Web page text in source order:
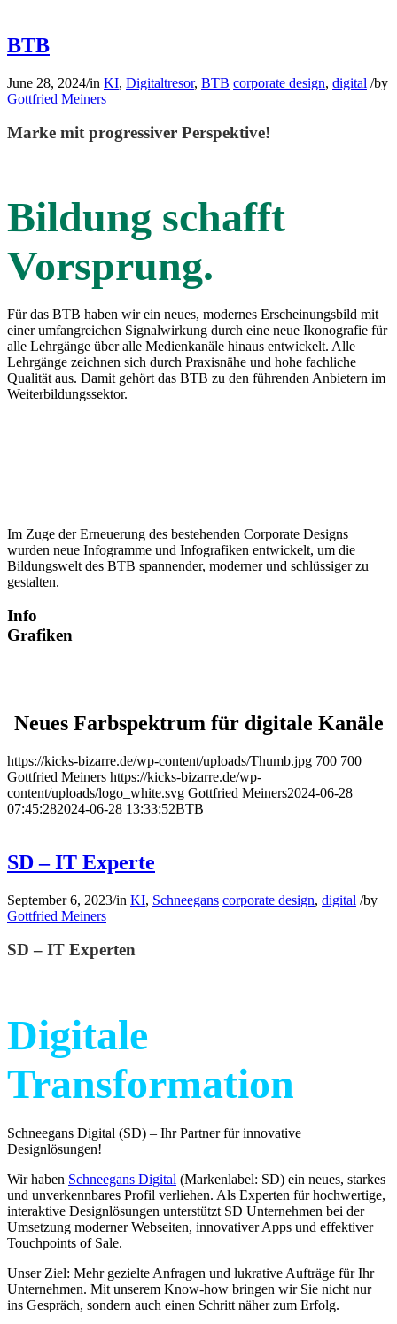
BTB
June 28, 2024/in KI, Digitaltresor, BTB corporate design, digital /by
Gottfried Meiners
Marke mit progressiver Perspektive!
Bildung schafft
Vorsprung.
Für das BTB haben wir ein neues, modernes Erscheinungsbild mit
einer umfangreichen Signalwirkung durch eine neue Ikonografie für
alle Lehrgänge über alle Medienkanäle hinaus entwickelt. Alle
Lehrgänge zeichnen sich durch Praxisnähe und hohe fachliche
Qualität aus. Damit gehört das BTB zu den führenden Anbietern im
Weiterbildungssektor.
Im Zuge der Erneuerung des bestehenden Corporate Designs
wurden neue Infogramme und Infografiken entwickelt, um die
Bildungswelt des BTB spannender, moderner und schlüssiger zu
gestalten.
Info
Grafiken
Neues Farbspektrum für digitale Kanäle
https://kicks-bizarre.de/wp-content/uploads/Thumb.jpg 700 700
Gottfried Meiners https://kicks-bizarre.de/wp-
content/uploads/logo_white.svg Gottfried Meiners2024-06-28
07:45:282024-06-28 13:33:52BTB
SD – IT Experte
September 6, 2023/in KI, Schneegans corporate design, digital /by
Gottfried Meiners
SD – IT Experten
Digitale
Transformation
Schneegans Digital (SD) – Ihr Partner für innovative
Designlösungen!
Wir haben Schneegans Digital (Markenlabel: SD) ein neues, starkes
und unverkennbares Profil verliehen. Als Experten für hochwertige,
interaktive Designlösungen unterstützt SD Unternehmen bei der
Umsetzung moderner Webseiten, innovativer Apps und effektiver
Touchpoints of Sale.
Unser Ziel: Mehr gezielte Anfragen und lukrative Aufträge für Ihr
Unternehmen. Mit unserem Know-how bringen wir Sie nicht nur
ins Gespräch, sondern auch einen Schritt näher zum Erfolg.